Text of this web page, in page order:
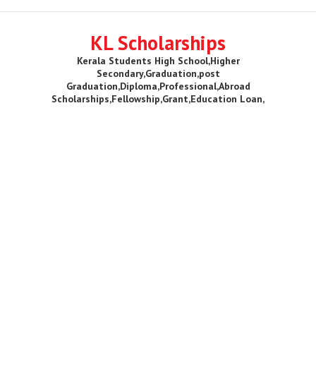
KL Scholarships
Kerala Students High School,Higher
Secondary,Graduation,post
Graduation,Diploma,Professional,Abroad
Scholarships,Fellowship,Grant,Education Loan,